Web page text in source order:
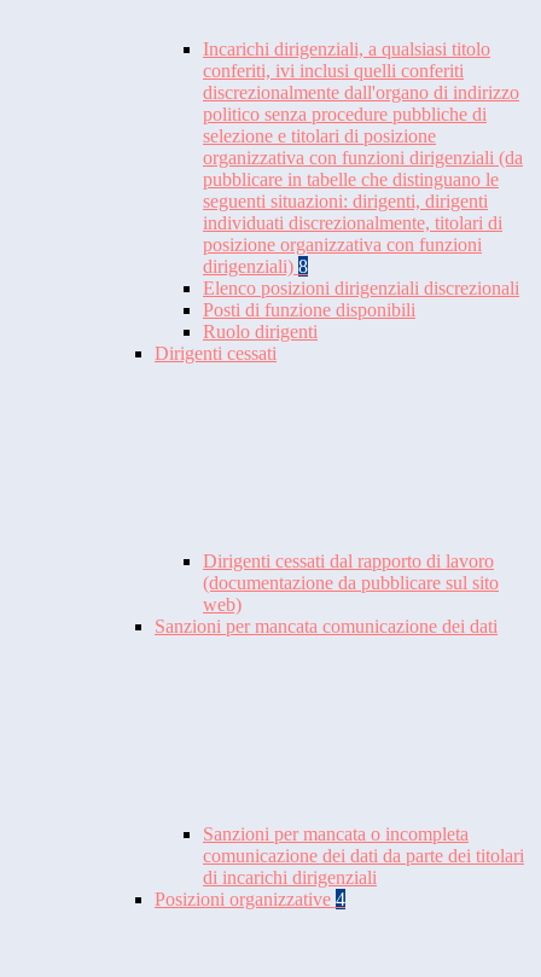
Incarichi dirigenziali, a qualsiasi titolo
conferiti, ivi inclusi quelli conferiti
discrezionalmente dall'organo di indirizzo
politico senza procedure pubbliche di
selezione e titolari di posizione
organizzativa con funzioni dirigenziali (da
pubblicare in tabelle che distinguano le
seguenti situazioni: dirigenti, dirigenti
individuati discrezionalmente, titolari di
posizione organizzativa con funzioni
dirigenziali) 8
Elenco posizioni dirigenziali discrezionali
Posti di funzione disponibili
Ruolo dirigenti
Dirigenti cessati
Dirigenti cessati dal rapporto di lavoro
(documentazione da pubblicare sul sito
web)
Sanzioni per mancata comunicazione dei dati
Sanzioni per mancata o incompleta
comunicazione dei dati da parte dei titolari
di incarichi dirigenziali
Posizioni organizzative 4